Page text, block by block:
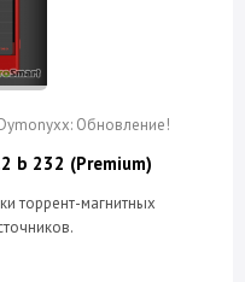
Обновление!
b 232 (Premium)
торрент-магнитных